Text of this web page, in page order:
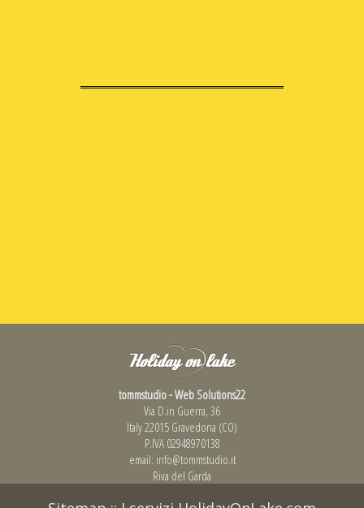
tommstudio - Web Solutions22
Via D.in Guerra, 36
Italy 22015 Gravedona (CO)
P.IVA 02948970138
email: info@tommstudio.it
Riva del Garda